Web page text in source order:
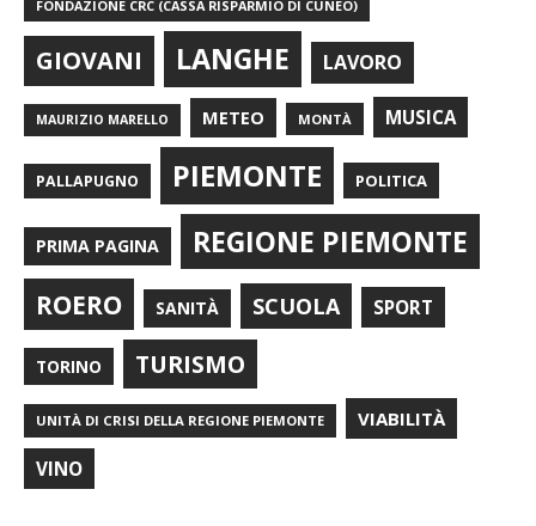
FONDAZIONE CRC (CASSA RISPARMIO DI CUNEO)
GIOVANI LANGHE LAVORO
MAURIZIO MARELLO METEO MONTÀ MUSICA
PALLAPUGNO PIEMONTE POLITICA
PRIMA PAGINA REGIONE PIEMONTE
ROERO SANITÀ SCUOLA SPORT
TORINO TURISMO
UNITÀ DI CRISI DELLA REGIONE PIEMONTE VIABILITÀ
VINO